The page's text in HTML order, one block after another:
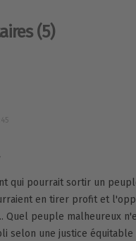
(5)
qui pourrait sortir un
en tirer profit et
Quel peuple malheureux
selon une justice